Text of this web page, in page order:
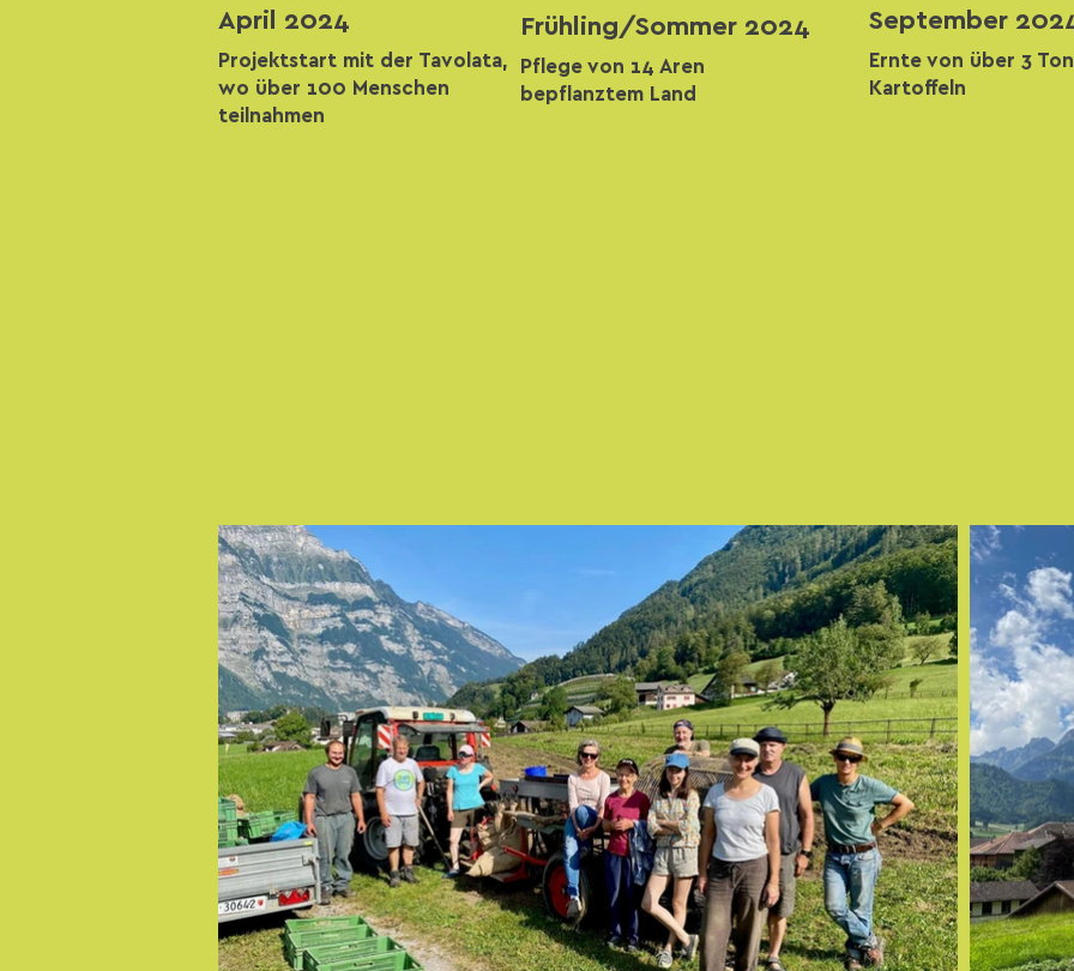
April 2024
Projektstart mit der Tavolata,
wo über 100 Menschen
teilnahmen
Frühling/Sommer 2024
Pflege von 14 Aren
bepflanztem Land
September
Ernte von über 3
Kartoffeln